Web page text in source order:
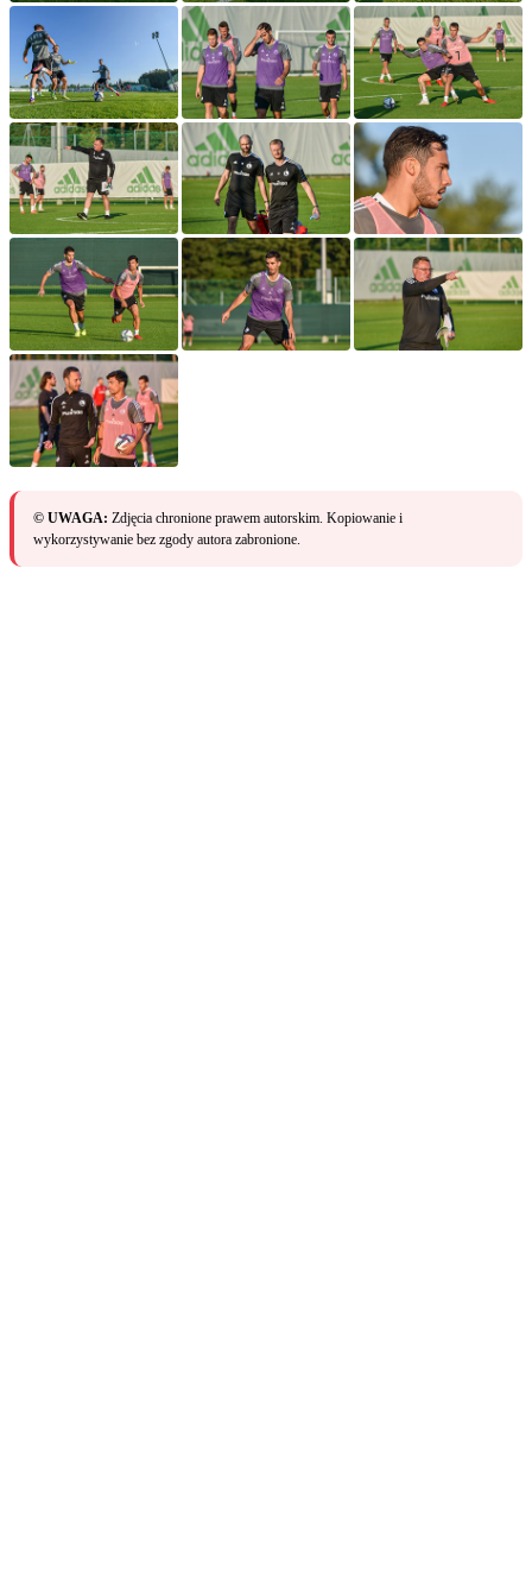
© UWAGA: Zdjęcia chronione prawem autorskim. Kopiowanie i
wykorzystywanie bez zgody autora zabronione.